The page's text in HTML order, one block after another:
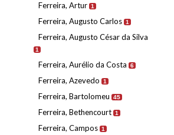
Ferreira, Artur 1
Ferreira, Augusto Carlos 1
Ferreira, Augusto César da Silva
1
Ferreira, Aurélio da Costa 6
Ferreira, Azevedo 1
Ferreira, Bartolomeu 45
Ferreira, Bethencourt 1
Ferreira, Campos 1